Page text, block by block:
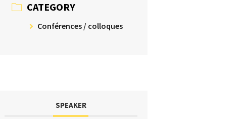
CATEGORY
Conférences / colloques
SPEAKER